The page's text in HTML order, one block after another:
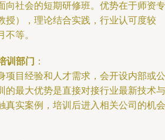
向社会的短期研修班。优势在于师资专
授），理论结合实践，行业认可度较
等。
训部门 ：
项目经验和人才需求，会开设内部或公
的最大优势是直接对接行业最新技术与
真实案例，培训后进入相关公司的机会